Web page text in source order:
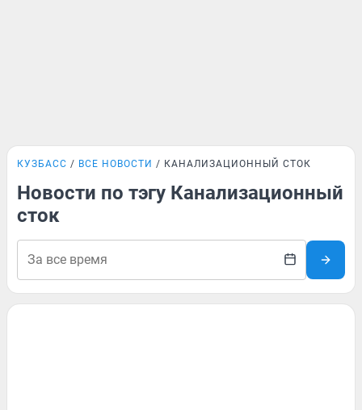
КУЗБАСС ВСЕ НОВОСТИ КАНАЛИЗАЦИОННЫЙ СТОК
Новости по тэгу Канализационный
сток